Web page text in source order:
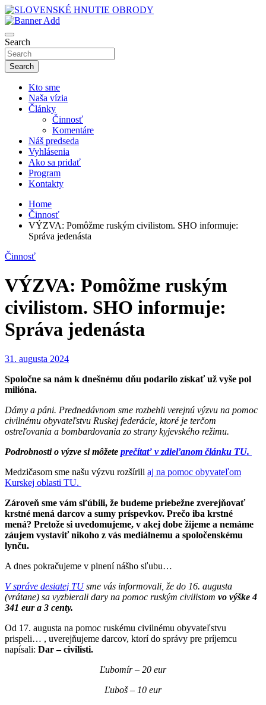
Skip
to
content
SLOVENSKÉ HNUTIE OBRODY
Search
Search
Kto sme
Naša vízia
Články
Činnosť
Komentáre
Náš predseda
Vyhlásenia
Ako sa pridať
Program
Kontakty
Home
Činnosť
VÝZVA: Pomôžme ruským civilistom. SHO informuje:
Správa jedenásta
Činnosť
VÝZVA: Pomôžme ruským
civilistom. SHO informuje:
Správa jedenásta
31. augusta 2024
Spoločne sa nám k dnešnému dňu podarilo získať už vyše pol
milióna.
Dámy a páni. Prednedávnom sme rozbehli verejnú výzvu na pomoc
civilnému obyvateľstvu Ruskej federácie, ktoré je terčom
ostreľovania a bombardovania zo strany kyjevského režimu.
Podrobnosti o výzve si môžete prečítať v zdieľanom článku TU.
Medzičasom sme našu výzvu rozšírili aj na pomoc obyvateľom
Kurskej oblasti TU.
Zároveň sme vám sľúbili, že budeme priebežne zverejňovať
krstné mená darcov a sumy príspevkov. Prečo iba krstné
mená? Pretože si uvedomujeme, v akej dobe žijeme a nemáme
záujem vystaviť nikoho z vás mediálnemu a spoločenskému
lynču.
A dnes pokračujeme v plnení nášho sľubu…
V správe desiatej TUsme vás informovali, že do 16. augusta
(vrátane) sa vyzbierali dary na pomoc ruským civilistom vo výške 4
341 eur a 3 centy.
Od 17. augusta na pomoc ruskému civilnému obyvateľstvu
prispeli… , uverejňujeme darcov, ktorí do správy pre príjemcu
napísali: Dar – civilisti.
Ľubomír – 20 eur
Ľuboš – 10 eur